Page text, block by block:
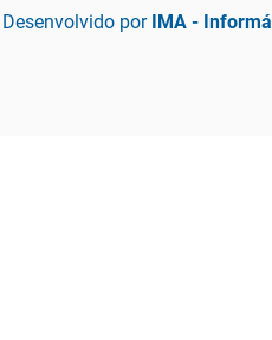
Desenvolvido por IMA -